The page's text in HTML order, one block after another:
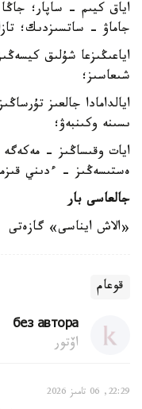
اياق كيىم - ساپار؛
جاماۋ - ساتسىزدىك؛
اياعىڭىزعا شۇلىق
شىعاسىز؛
ايالدامادا جالعىز
ىسىنە وكىنبەۋ؛
ايات وقىساڭىز - مەكەگە
ەستىسەڭىز - ءدىني
جالعاسى بار
«الاش ايناسى» گازەتى
قوعام
без автора
اۆتور
22:29, 06 تامىز 2026